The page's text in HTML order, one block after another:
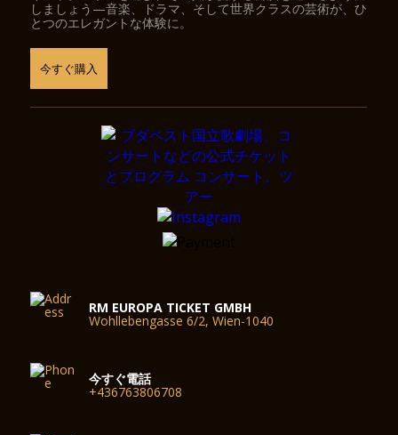
しましょう—音楽、ドラマ、そして世界クラスの芸術が、ひ
とつのエレガントな体験に。
今すぐ購入
RM EUROPA TICKET GMBH
Wohllebengasse 6/2, Wien-1040
今すぐ電話
+436763806708